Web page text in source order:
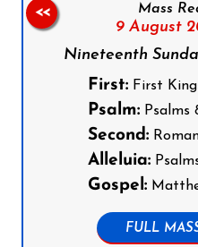
Mass
9 August
Nineteenth
First: First
Psalm: Psalms
Second:
Alleluia:
Gospel:
FULL
<<